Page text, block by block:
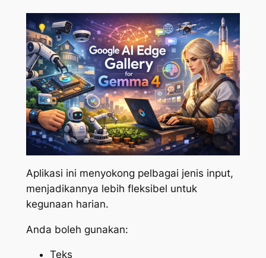
Aplikasi ini menyokong pelbagai jenis input,
menjadikannya lebih fleksibel untuk
kegunaan harian.
Anda boleh gunakan:
Teks